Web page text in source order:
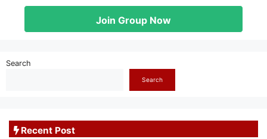
Join Group Now
Search
Search
Recent Post